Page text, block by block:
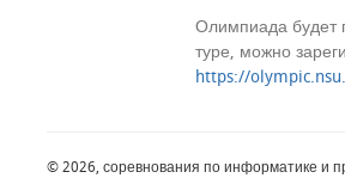
Олимпиада будет
туре, можно
https://
© 2026, соревнования по информатике и